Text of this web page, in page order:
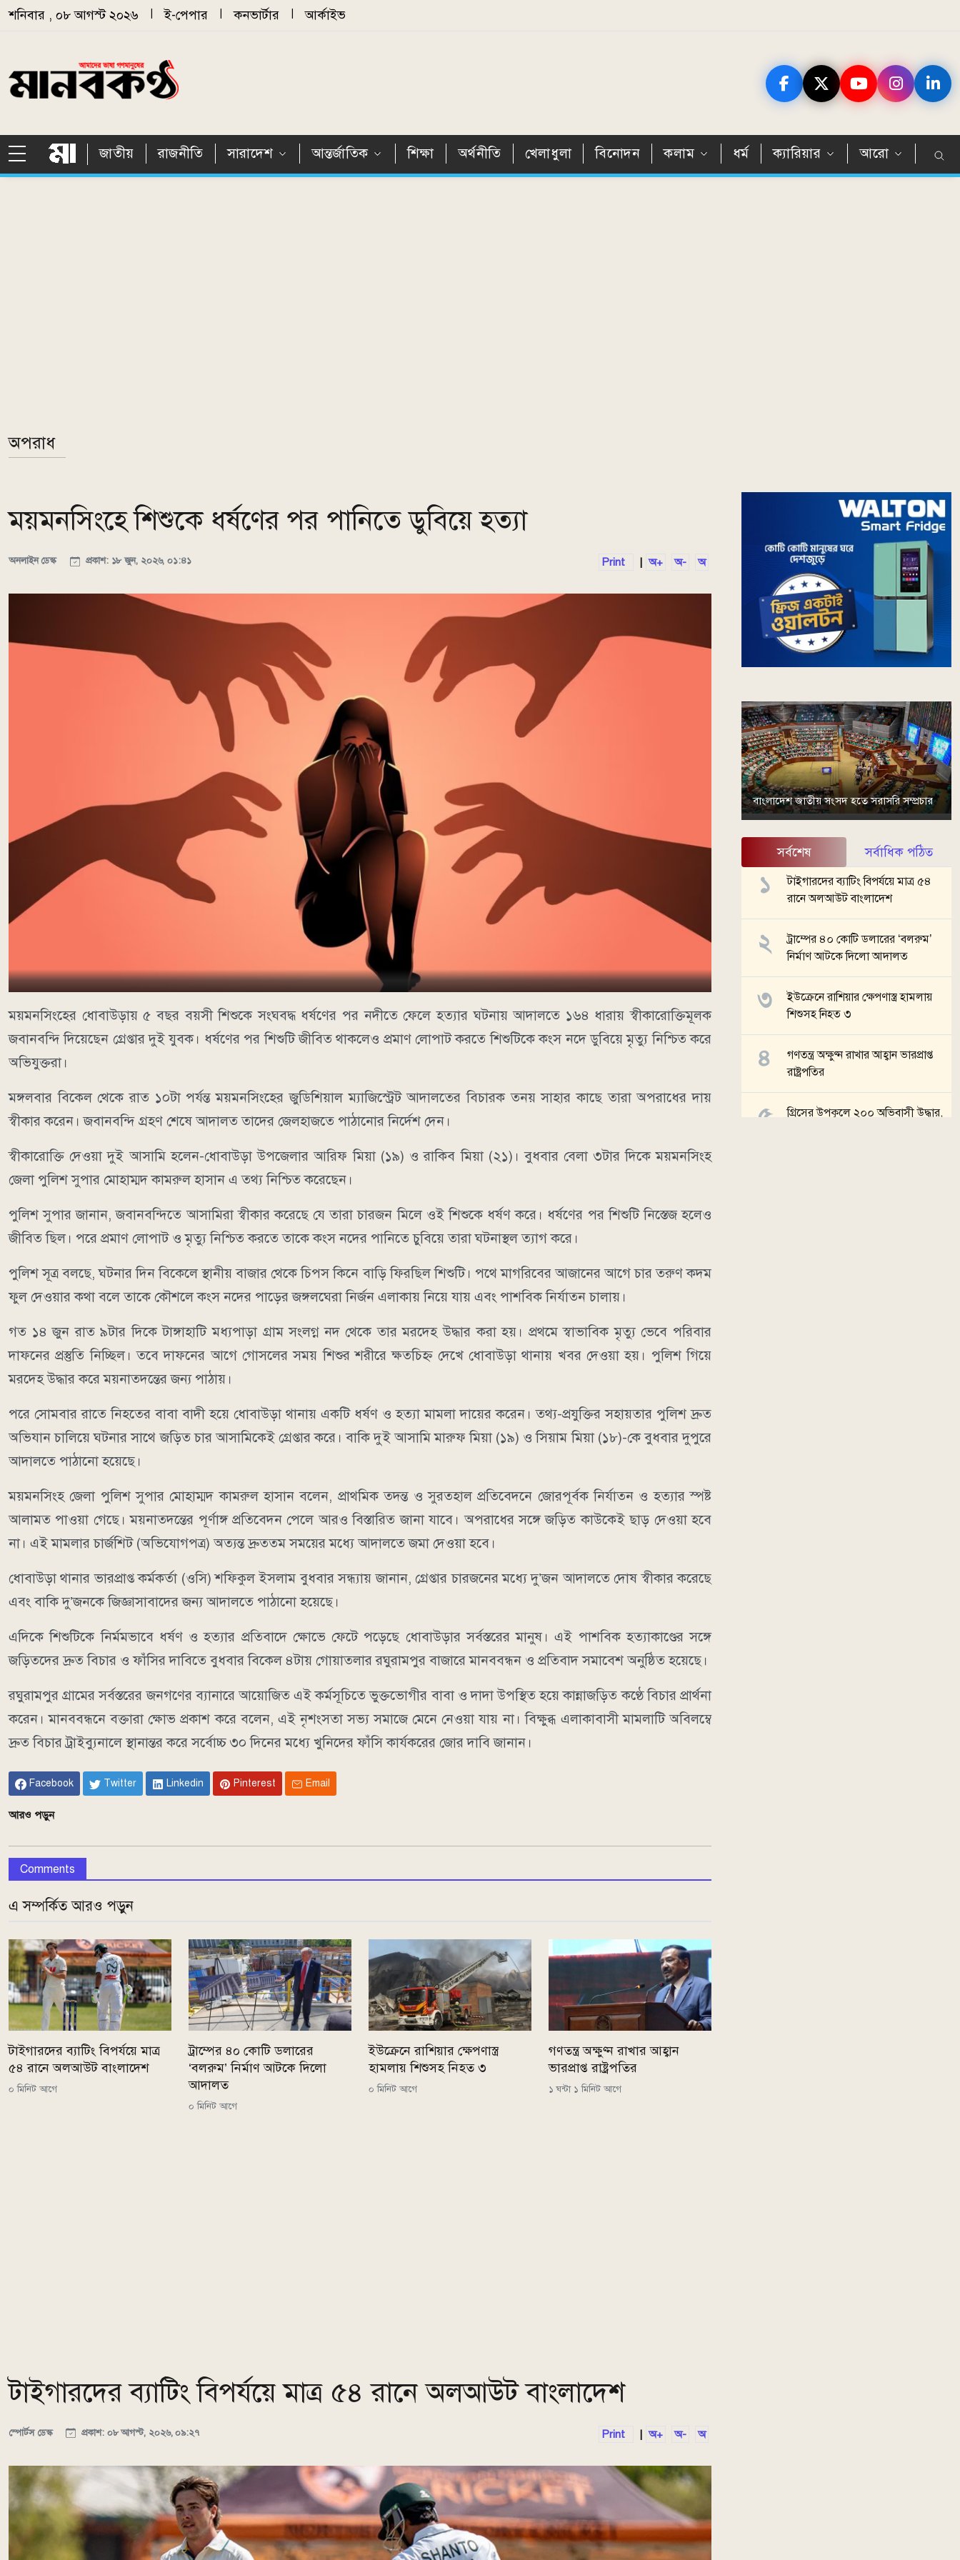
Skip to main content
শনিবার , ০৮ আগস্ট ২০২৬ ই-পেপার কনভার্টার আর্কাইভ
জাতীয় রাজনীতি সারাদেশ আন্তর্জাতিক শিক্ষা অর্থনীতি খেলাধুলা বিনোদন কলাম ধর্ম ক্যারিয়ার আরো
অপরাধ
ময়মনসিংহে শিশুকে ধর্ষণের পর পানিতে ডুবিয়ে হত্যা
অনলাইন ডেস্ক প্রকাশ: ১৮ জুন, ২০২৬, ০১:৪১ Print অ+ অ- অ
ময়মনসিংহের ধোবাউড়ায় ৫ বছর বয়সী শিশুকে সংঘবদ্ধ ধর্ষণের পর নদীতে ফেলে হত্যার ঘটনায় আদালতে ১৬৪ ধারায় স্বীকারোক্তিমূলক
জবানবন্দি দিয়েছেন গ্রেপ্তার দুই যুবক। ধর্ষণের পর শিশুটি জীবিত থাকলেও প্রমাণ লোপাট করতে শিশুটিকে কংস নদে ডুবিয়ে মৃত্যু নিশ্চিত করে
অভিযুক্তরা।
মঙ্গলবার বিকেল থেকে রাত ১০টা পর্যন্ত ময়মনসিংহের জুডিশিয়াল ম্যাজিস্ট্রেট আদালতের বিচারক তনয় সাহার কাছে তারা অপরাধের দায়
স্বীকার করেন। জবানবন্দি গ্রহণ শেষে আদালত তাদের জেলহাজতে পাঠানোর নির্দেশ দেন।
স্বীকারোক্তি দেওয়া দুই আসামি হলেন-ধোবাউড়া উপজেলার আরিফ মিয়া (১৯) ও রাকিব মিয়া (২১)। বুধবার বেলা ৩টার দিকে ময়মনসিংহ
জেলা পুলিশ সুপার মোহাম্মদ কামরুল হাসান এ তথ্য নিশ্চিত করেছেন।
পুলিশ সুপার জানান, জবানবন্দিতে আসামিরা স্বীকার করেছে যে তারা চারজন মিলে ওই শিশুকে ধর্ষণ করে। ধর্ষণের পর শিশুটি নিস্তেজ হলেও
জীবিত ছিল। পরে প্রমাণ লোপাট ও মৃত্যু নিশ্চিত করতে তাকে কংস নদের পানিতে চুবিয়ে তারা ঘটনাস্থল ত্যাগ করে।
পুলিশ সূত্র বলছে, ঘটনার দিন বিকেলে স্থানীয় বাজার থেকে চিপস কিনে বাড়ি ফিরছিল শিশুটি। পথে মাগরিবের আজানের আগে চার তরুণ কদম
ফুল দেওয়ার কথা বলে তাকে কৌশলে কংস নদের পাড়ের জঙ্গলঘেরা নির্জন এলাকায় নিয়ে যায় এবং পাশবিক নির্যাতন চালায়।
গত ১৪ জুন রাত ৯টার দিকে টাঙ্গাহাটি মধ্যপাড়া গ্রাম সংলগ্ন নদ থেকে তার মরদেহ উদ্ধার করা হয়। প্রথমে স্বাভাবিক মৃত্যু ভেবে পরিবার
দাফনের প্রস্তুতি নিচ্ছিল। তবে দাফনের আগে গোসলের সময় শিশুর শরীরে ক্ষতচিহ্ন দেখে ধোবাউড়া থানায় খবর দেওয়া হয়। পুলিশ গিয়ে
মরদেহ উদ্ধার করে ময়নাতদন্তের জন্য পাঠায়।
পরে সোমবার রাতে নিহতের বাবা বাদী হয়ে ধোবাউড়া থানায় একটি ধর্ষণ ও হত্যা মামলা দায়ের করেন। তথ্য-প্রযুক্তির সহায়তার পুলিশ দ্রুত
অভিযান চালিয়ে ঘটনার সাথে জড়িত চার আসামিকেই গ্রেপ্তার করে। বাকি দুই আসামি মারুফ মিয়া (১৯) ও সিয়াম মিয়া (১৮)-কে বুধবার দুপুরে
আদালতে পাঠানো হয়েছে।
ময়মনসিংহ জেলা পুলিশ সুপার মোহাম্মদ কামরুল হাসান বলেন, প্রাথমিক তদন্ত ও সুরতহাল প্রতিবেদনে জোরপূর্বক নির্যাতন ও হত্যার স্পষ্ট
আলামত পাওয়া গেছে। ময়নাতদন্তের পূর্ণাঙ্গ প্রতিবেদন পেলে আরও বিস্তারিত জানা যাবে। অপরাধের সঙ্গে জড়িত কাউকেই ছাড় দেওয়া হবে
না। এই মামলার চার্জশিট (অভিযোগপত্র) অত্যন্ত দ্রুততম সময়ের মধ্যে আদালতে জমা দেওয়া হবে।
ধোবাউড়া থানার ভারপ্রাপ্ত কর্মকর্তা (ওসি) শফিকুল ইসলাম বুধবার সন্ধ্যায় জানান, গ্রেপ্তার চারজনের মধ্যে দু’জন আদালতে দোষ স্বীকার করেছে
এবং বাকি দু’জনকে জিজ্ঞাসাবাদের জন্য আদালতে পাঠানো হয়েছে।
এদিকে শিশুটিকে নির্মমভাবে ধর্ষণ ও হত্যার প্রতিবাদে ক্ষোভে ফেটে পড়েছে ধোবাউড়ার সর্বস্তরের মানুষ। এই পাশবিক হত্যাকাণ্ডের সঙ্গে
জড়িতদের দ্রুত বিচার ও ফাঁসির দাবিতে বুধবার বিকেল ৪টায় গোয়াতলার রঘুরামপুর বাজারে মানববন্ধন ও প্রতিবাদ সমাবেশ অনুষ্ঠিত হয়েছে।
রঘুরামপুর গ্রামের সর্বস্তরের জনগণের ব্যানারে আয়োজিত এই কর্মসূচিতে ভুক্তভোগীর বাবা ও দাদা উপস্থিত হয়ে কান্নাজড়িত কণ্ঠে বিচার প্রার্থনা
করেন। মানববন্ধনে বক্তারা ক্ষোভ প্রকাশ করে বলেন, এই নৃশংসতা সভ্য সমাজে মেনে নেওয়া যায় না। বিক্ষুব্ধ এলাকাবাসী মামলাটি অবিলম্বে
দ্রুত বিচার ট্রাইব্যুনালে স্থানান্তর করে সর্বোচ্চ ৩০ দিনের মধ্যে খুনিদের ফাঁসি কার্যকরের জোর দাবি জানান।
Facebook Twitter Linkedin Pinterest Email
আরও পড়ুন
Comments
এ সম্পর্কিত আরও পড়ুন
টাইগারদের ব্যাটিং বিপর্যয়ে মাত্র
৫৪ রানে অলআউট বাংলাদেশ
০ মিনিট আগে
ট্রাম্পের ৪০ কোটি ডলারের
‘বলরুম’ নির্মাণ আটকে দিলো
আদালত
০ মিনিট আগে
ইউক্রেনে রাশিয়ার ক্ষেপণাস্ত্র
হামলায় শিশুসহ নিহত ৩
০ মিনিট আগে
গণতন্ত্র অক্ষুণ্ন রাখার আহ্বান
ভারপ্রাপ্ত রাষ্ট্রপতির
১ ঘন্টা ১ মিনিট আগে
টাইগারদের ব্যাটিং বিপর্যয়ে মাত্র ৫৪ রানে অলআউট বাংলাদেশ
স্পোর্টস ডেস্ক প্রকাশ: ০৮ আগস্ট, ২০২৬, ০৯:২৭ Print | অ+ অ- অ
বাংলাদেশ জাতীয় সংসদ হতে সরাসরি সম্প্রচার
সর্বশেষ সর্বাধিক পঠিত
টাইগারদের ব্যাটিং বিপর্যয়ে মাত্র ৫৪
রানে অলআউট বাংলাদেশ
ট্রাম্পের ৪০ কোটি ডলারের ‘বলরুম’
নির্মাণ আটকে দিলো আদালত
ইউক্রেনে রাশিয়ার ক্ষেপণাস্ত্র হামলায়
শিশুসহ নিহত ৩
গণতন্ত্র অক্ষুণ্ন রাখার আহ্বান ভারপ্রাপ্ত
রাষ্ট্রপতির
গ্রিসের উপকূলে ২০০ অভিবাসী উদ্ধার,